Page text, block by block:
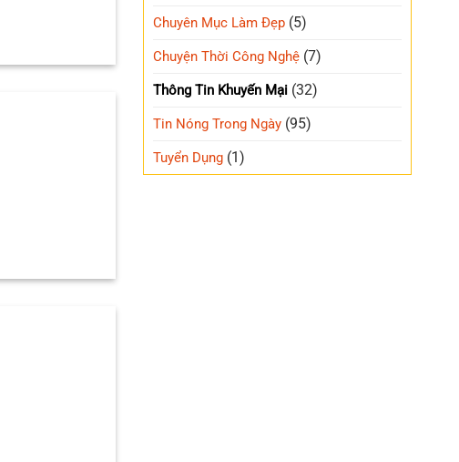
Chuyên Mục Làm Đẹp (5)
Chuyện Thời Công Nghệ (7)
Thông Tin Khuyến Mại (32)
Tin Nóng Trong Ngày (95)
Tuyển Dụng (1)